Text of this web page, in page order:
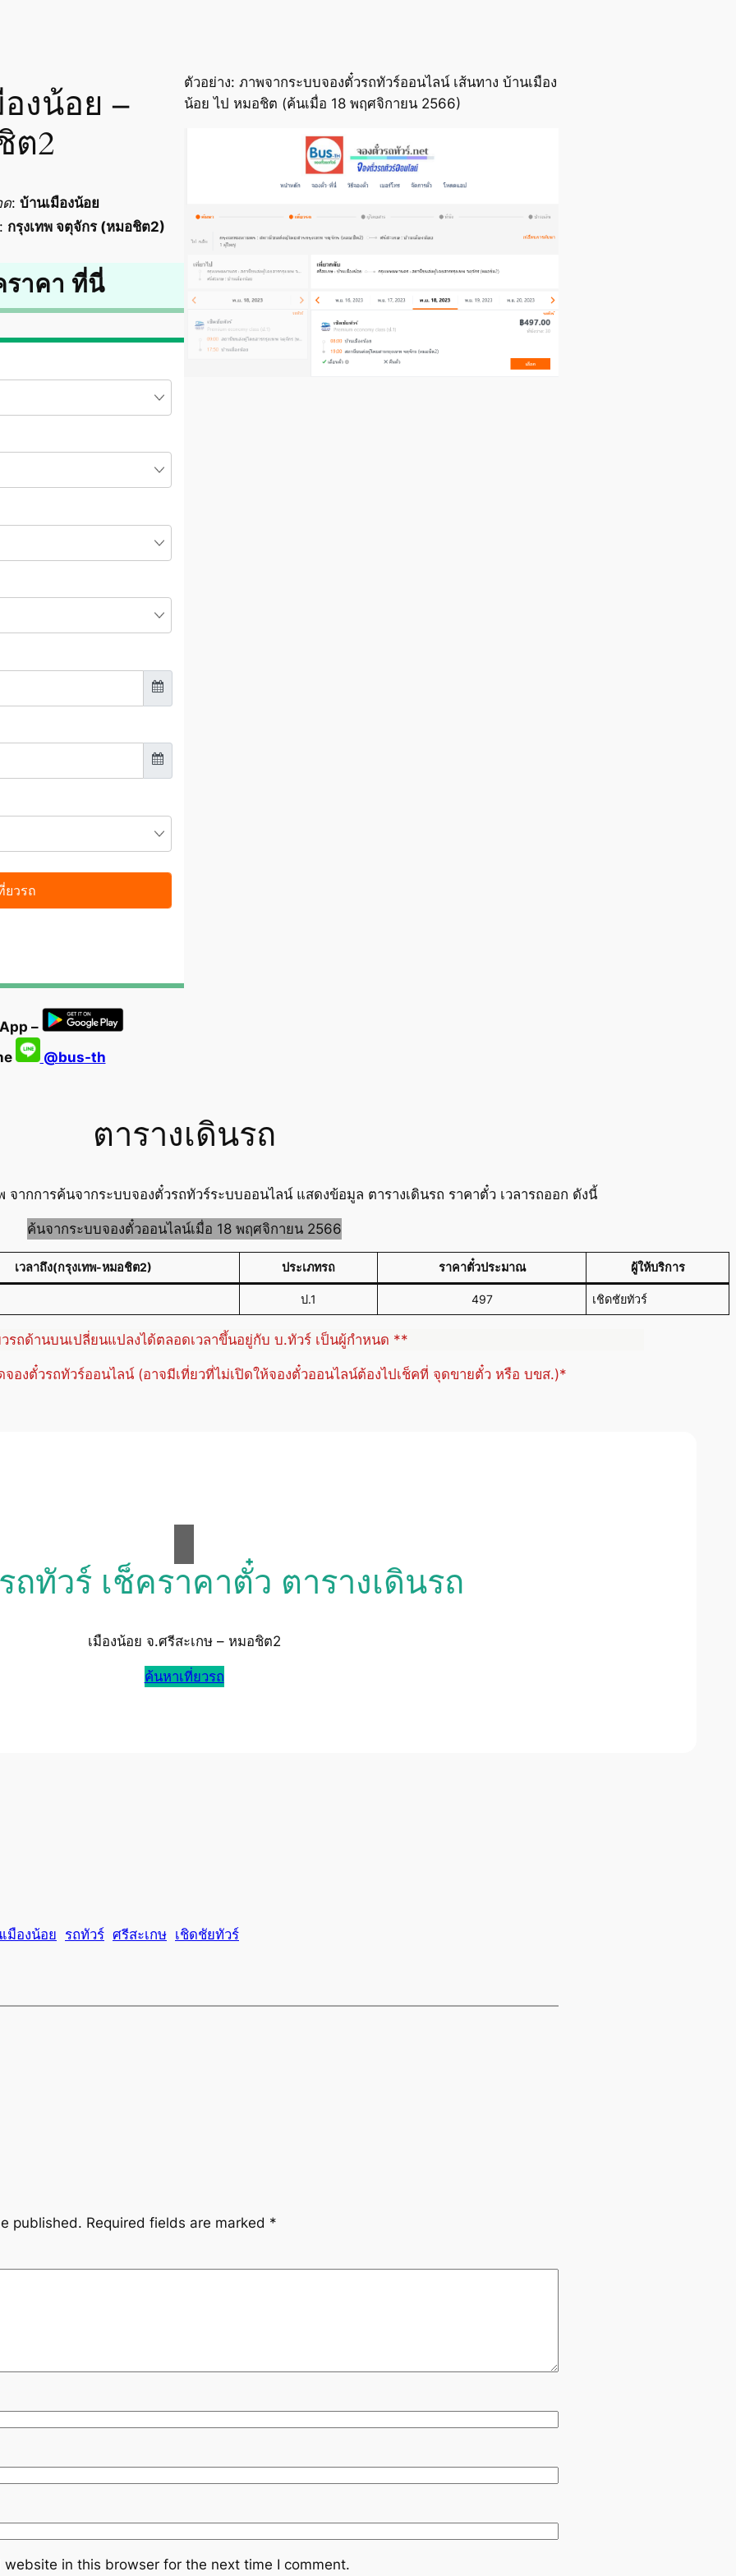
งน้อย –
ต2
ด: บ้านเมืองน้อย
: กรุงเทพ จตุจักร (หมอชิต2)
ราคา ที่นี่
–
@bus-th
ตัวอย่าง: ภาพจากระบบจองตั๋วรถทัวร์ออนไลน์ เส้นทาง บ้านเมือง
น้อย ไป หมอชิต (ค้นเมื่อ 18 พฤศจิกายน 2566)
ตารางเดินรถ
จากการค้นจากระบบจองตั๋วรถทัวร์ระบบออนไลน์ แสดงข้อมูล ตารางเดินรถ ราคาตั๋ว เวลารถออก ดังนี้
ค้นจากระบบจองตั๋วออนไลน์เมื่อ 18 พฤศจิกายน 2566
เวลาถึง(กรุงเทพ-หมอชิต2) ประเภทรถ ราคาตั๋วประมาณ ผู้ให้บริการ
ป.1 497 เชิดชัยทัวร์
รถด้านบนเปลี่ยนแปลงได้ตลอดเวลาขึ้นอยู่กับ บ.ทัวร์ เป็นผู้กำหนด **
จองตั๋วรถทัวร์ออนไลน์ (อาจมีเที่ยวที่ไม่เปิดให้จองตั๋วออนไลน์ต้องไปเช็คที่ จุดขายตั๋ว หรือ บขส.)*
ถทัวร์ เช็คราคาตั๋ว ตารางเดินรถ
เมืองน้อย จ.ศรีสะเกษ – หมอชิต2
ค้นหาเที่ยวรถ
มืองน้อย รถทัวร์ ศรีสะเกษ เชิดชัยทัวร์
published. Required fields are marked *
website in this browser for the next time I comment.